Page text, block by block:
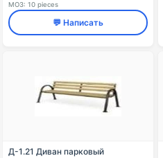
МОЗ: 10 pieces
💬 Написать
Д-1.21 Диван парковый